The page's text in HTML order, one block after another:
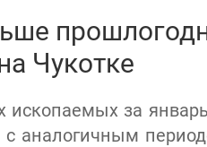
Чукотке
за
аналогичным